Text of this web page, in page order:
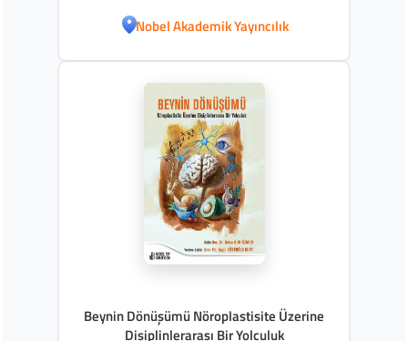
Nobel Akademik Yayıncılık
Beynin Dönüşümü Nöroplastisite Üzerine
Disiplinlerarası Bir Yolculuk